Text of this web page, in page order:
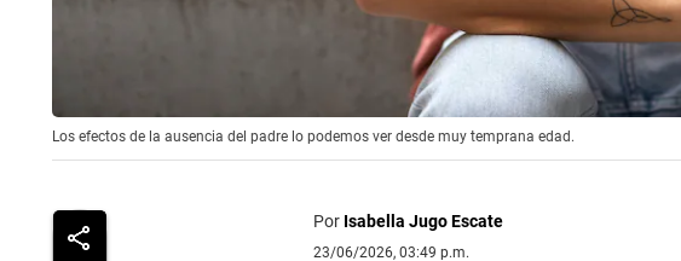
Los efectos de la ausencia del padre lo podemos ver desde muy temprana edad.
Por Isabella Jugo Escate
23/06/2026, 03:49 p.m.